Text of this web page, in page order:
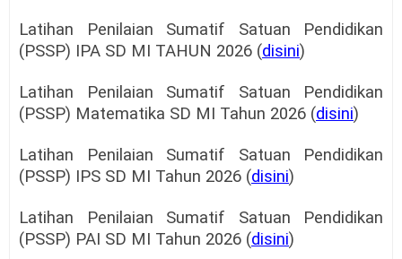
Latihan Penilaian Sumatif Satuan Pendidikan
(PSSP) IPA SD MI TAHUN 2026 (disini)
Latihan Penilaian Sumatif Satuan Pendidikan
(PSSP) Matematika SD MI Tahun 2026 (disini)
Latihan Penilaian Sumatif Satuan Pendidikan
(PSSP) IPS SD MI Tahun 2026 (disini)
Latihan Penilaian Sumatif Satuan Pendidikan
(PSSP) PAI SD MI Tahun 2026 (disini)